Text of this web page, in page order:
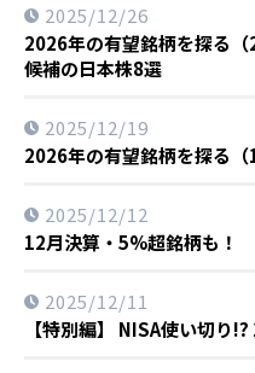
2026年の有望銘柄を探る
候補の日本株8選
2025/12/26
2026年の有望銘柄を探る
2025/12/19
12月決算・5%超銘柄も！
2025/12/12
【特別編】 NISA使い切り
2025/12/11